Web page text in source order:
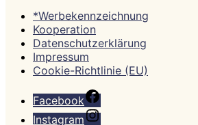
*Werbekennzeichnung
Kooperation
Datenschutzerklärung
Impressum
Cookie-Richtlinie (EU)
Facebook
Instagram